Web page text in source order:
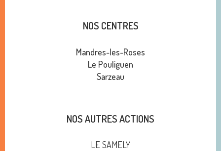
NOS CENTRES
Mandres-les-Roses
Le Pouliguen
Sarzeau
NOS AUTRES ACTIONS
LE SAMELY